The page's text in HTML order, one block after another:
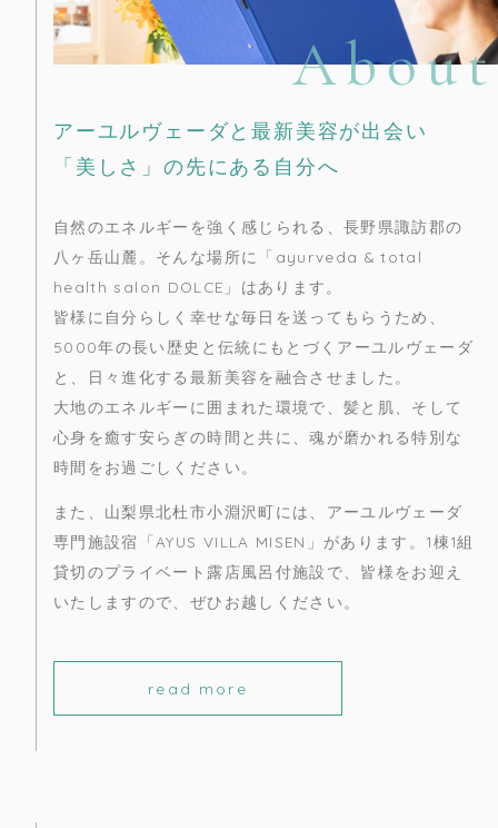
About
アーユルヴェーダと最新美容が出会い
「美しさ」の先にある自分へ
自然のエネルギーを強く感じられる、長野県諏訪郡の
八ヶ岳山麓。そんな場所に「ayurveda & total
health salon DOLCE」はあります。
皆様に自分らしく幸せな毎日を送ってもらうため、
5000年の長い歴史と伝統にもとづくアーユルヴェーダ
と、日々進化する最新美容を融合させました。
大地のエネルギーに囲まれた環境で、髪と肌、そして
心身を癒す安らぎの時間と共に、魂が磨かれる特別な
時間をお過ごしください。
また、山梨県北杜市小淵沢町には、アーユルヴェーダ
専門施設宿「AYUS VILLA MISEN」があります。1棟1組
貸切のプライベート露店風呂付施設で、皆様をお迎え
いたしますので、ぜひお越しください。
read more